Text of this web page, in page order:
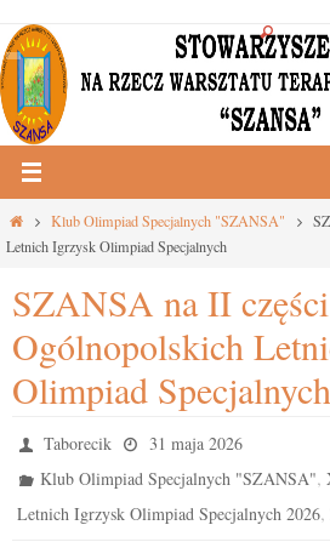
Przejdź
do
treści
Strona
główna
Klub Olimpiad Specjalnych "SZANSA"
Letnich Igrzysk Olimpiad Specjalnych
SZANSA na II części
Ogólnopolskich
Olimpiad Specjalnych
Taborecik
31 maja 2026
Klub Olimpiad Specjalnych "SZANSA",
Letnich Igrzysk Olimpiad Specjalnych 2026,